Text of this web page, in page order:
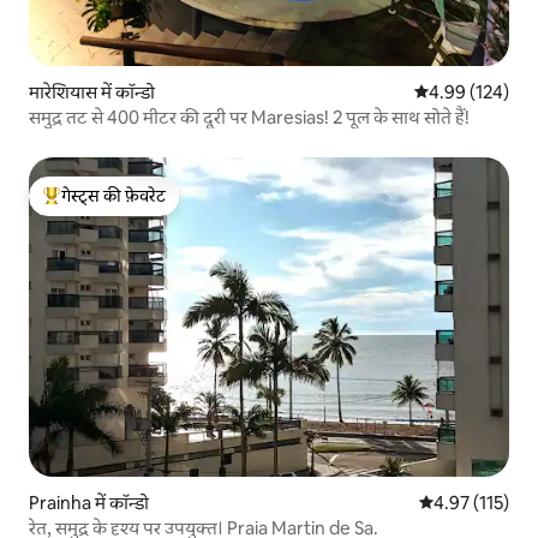
मारेशियास में कॉन्डो औसत रेटिंग 5 में से
4.99 (124)
समुद्र तट से 400 मीटर की दूरी पर Maresias! 2 पूल के साथ सोते हैं!
गेस्ट्स का टॉप फ़ेवरेट
गेस्ट्स की फ़ेवरेट
Prainha में कॉन्डो औसत रेटिंग 5 में से
4.97 (115)
रेत, समुद्र के दृश्य पर उपयुक्त। Praia Martin de Sa.